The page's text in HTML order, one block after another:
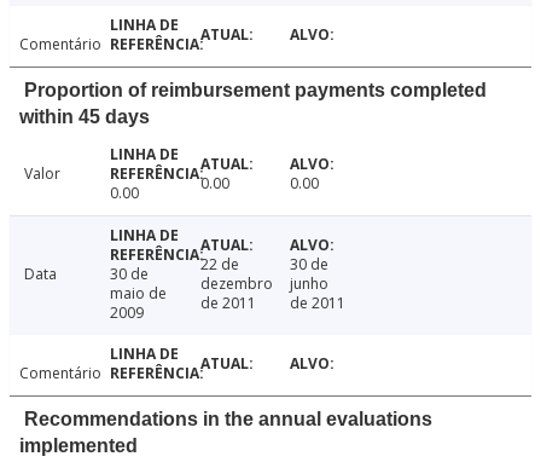
Comentário
Proportion of reimbursement payments completed
within 45 days
Valor
0.00
0.00 0.00
Data
30 de
maio de
2009
22 de
dezembro
de 2011
30 de
junho
de 2011
Comentário
Recommendations in the annual evaluations
implemented